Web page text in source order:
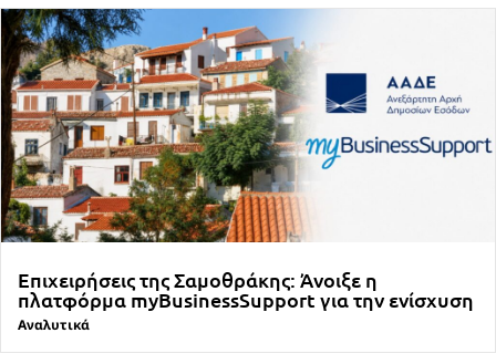
Επιχειρήσεις της Σαμοθράκης: Άνοιξε η
πλατφόρμα myBusinessSupport για την ενίσχυση
Αναλυτικά